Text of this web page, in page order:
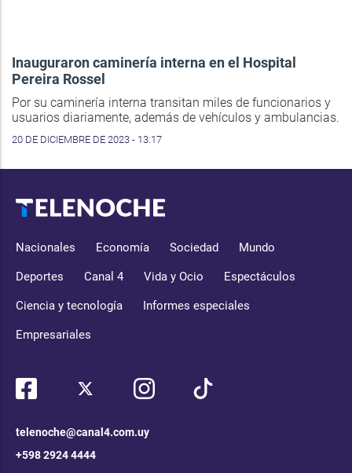
Inauguraron caminería interna en el Hospital
Pereira Rossel
Por su caminería interna transitan miles de funcionarios y
usuarios diariamente, además de vehículos y ambulancias.
20 DE DICIEMBRE DE 2023 - 13:17
Nacionales Economía Sociedad Mundo
Deportes Canal 4 Vida y Ocio Espectáculos
Ciencia y tecnología Informes especiales
Empresariales
telenoche@canal4.com.uy
+598 2924 4444